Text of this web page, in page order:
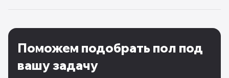
Поможем подобрать пол под
вашу задачу